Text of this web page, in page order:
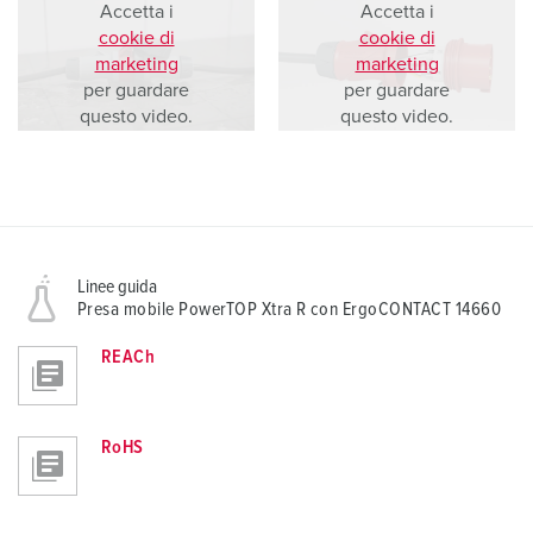
Accetta i
cookie di
marketing
per guardare
questo video.
Accetta i
cookie di
marketing
per guardare
questo video.
Linee guida
Presa mobile PowerTOP Xtra R con ErgoCONTACT 14660
REACh
RoHS